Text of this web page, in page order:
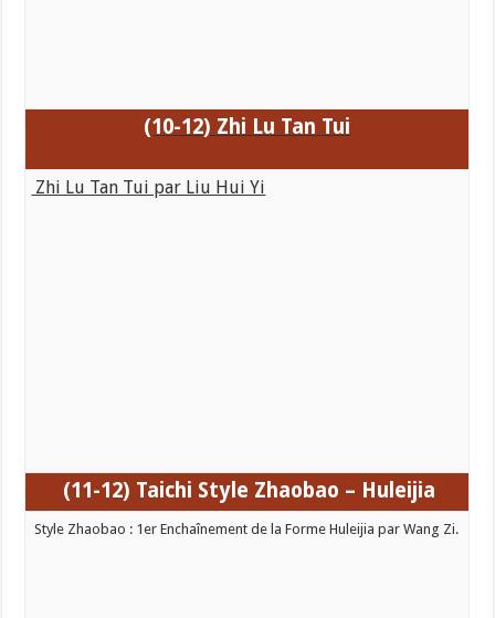
(10-12) Zhi Lu Tan Tui
Zhi Lu Tan Tui par Liu Hui Yi
(11-12) Taichi Style Zhaobao – Huleijia
Style Zhaobao : 1er Enchaînement de la Forme Huleijia par Wang Zi.